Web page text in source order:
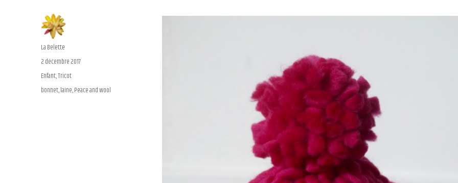
Auteur
La Belette
Publié
le
2 décembre 2017
Catégories
Enfant,Tricot
Étiquettes
bonnet,laine,Peace and wool